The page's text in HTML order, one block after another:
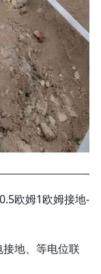
欧姆1欧姆接地-
地、等电位联